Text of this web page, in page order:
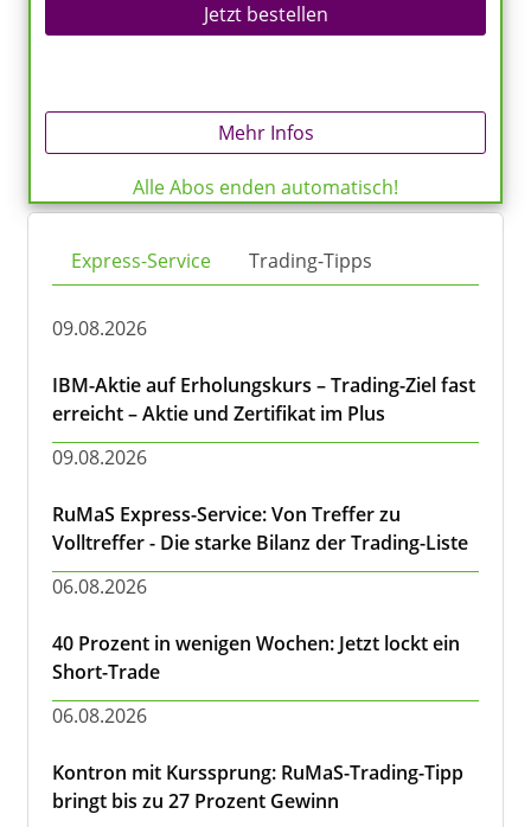
Jetzt bestellen
Mehr Infos
Alle Abos enden automatisch!
Express-Service Trading-Tipps
09.08.2026
IBM-Aktie auf Erholungskurs – Trading-Ziel fast
erreicht – Aktie und Zertifikat im Plus
09.08.2026
RuMaS Express-Service: Von Treffer zu
Volltreffer - Die starke Bilanz der Trading-Liste
06.08.2026
40 Prozent in wenigen Wochen: Jetzt lockt ein
Short-Trade
06.08.2026
Kontron mit Kurssprung: RuMaS-Trading-Tipp
bringt bis zu 27 Prozent Gewinn